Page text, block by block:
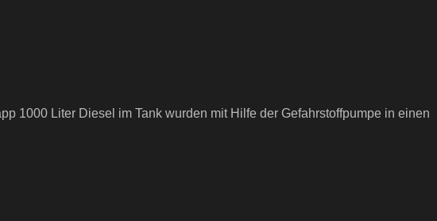
1000 Liter Diesel im Tank wurden mit Hilfe der Gefahrstoffpumpe in einen